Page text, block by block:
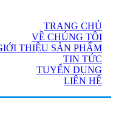
TRANG CHỦ
VỀ CHÚNG TÔI
THIỆU SẢN PHẨM
TIN TỨC
TUYỂN DỤNG
LIÊN HỆ